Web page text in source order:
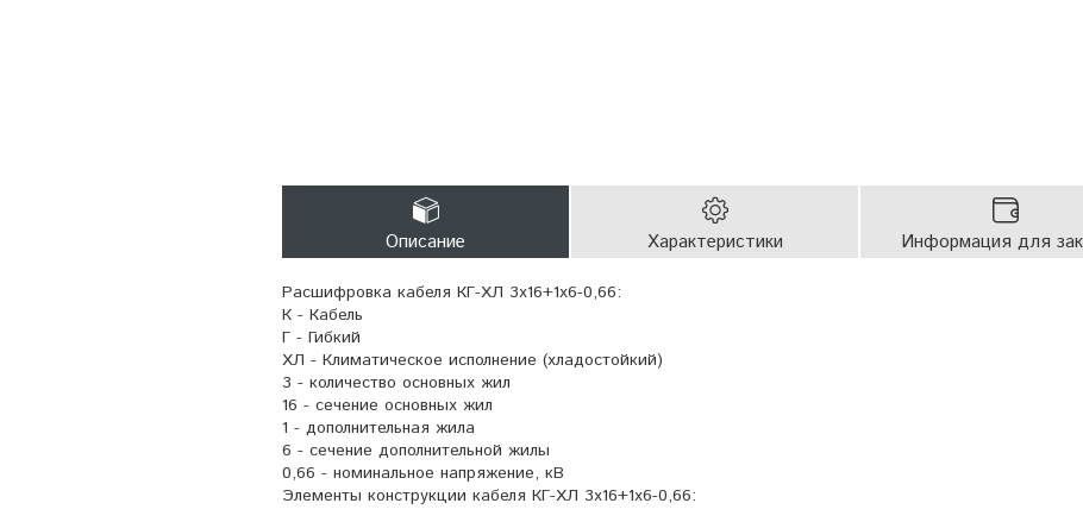
Описание Характеристики Информация для
Расшифровка кабеля КГ-ХЛ 3х16+1х6-0,66:
К - Кабель
Г - Гибкий
ХЛ - Климатическое исполнение (хладостойкий)
3 - количество основных жил
16 - сечение основных жил
1 - дополнительная жила
6 - сечение дополнительной жилы
0,66 - номинальное напряжение, кВ
Элементы конструкции кабеля КГ-ХЛ 3х16+1х6-0,66: